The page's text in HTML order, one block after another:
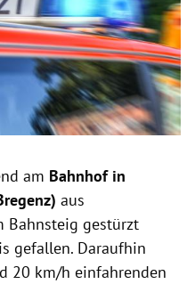
am Bahnhof in
aus
Bahnsteig gestürzt
gefallen. Daraufhin
20 km/h einfahrenden